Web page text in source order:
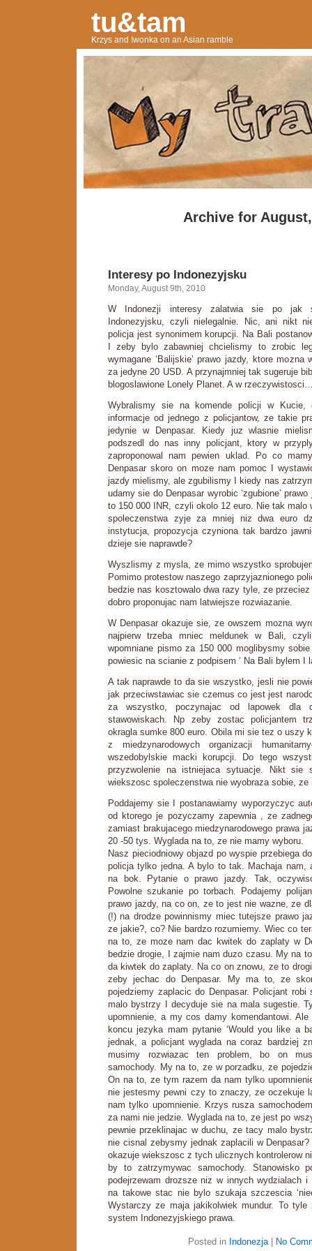
tu&tam
Krzys and Iwonka on an Asian ramble
Archive for
Interesy po Indonezyjsku
Monday, August 9th, 2010
W Indonezji interesy zalatwia sie po jak
Indonezyjsku, czyli nielegalnie. Nic, ani nikt
policja jest synonimem korupcji. Na Bali
I zeby bylo zabawniej chcielismy to zrobic
wymagane ‘Balijskie’ prawo jazdy, ktore
za jedyne 20 USD. A przynajmniej tak sugeruje
blogoslawione Lonely Planet. A w
Wybralismy sie na komende policji w Kucie,
informacje od jednego z policjantow, ze takie
jedynie w Denpasar. Kiedy juz wlasnie
podszedl do nas inny policjant, ktory w
zaproponowal nam pewien uklad. Po co
Denpasar skoro on moze nam pomoc I
jazdy mielismy, ale zgubilismy I kiedy nas
udamy sie do Denpasar wyrobic ‘zgubione’
to 150 000 INR, czyli okolo 12 euro. Nie tak malo
spoleczenstwa zyje za mniej niz dwa euro
instytucja, propozycja czyniona tak bardzo
dzieje sie naprawde?
Wyszlismy z mysla, ze mimo wszystko
Pomimo protestow naszego zaprzyjaznionego
bedzie nas kosztowalo dwa razy tyle, ze
dobro proponujac nam latwiejsze rozwiazanie.
W Denpasar okazuje sie, ze owszem mozna
najpierw trzeba mniec meldunek w Bali,
wpomniane pismo za 150 000 moglibysmy
powiesic na scianie z podpisem ‘ Na Bali bylem I
A tak naprawde to da sie wszystko, jesli nie
jak przeciwstawiac sie czemus co jest jest
za wszystko, poczynajac od lapowek dla
stawowiskach. Np zeby zostac policjantem
okragla sumke 800 euro. Obila mi sie tez o uszy
z miedzynarodowych organizacji
wszedobylskie macki korupcji. Do tego
przyzwolenie na istniejaca sytuacje. Nikt sie
wiekszosc spoleczenstwa nie wyobraza sobie,
Poddajemy sie I postanawiamy wyporzyczyc
od ktorego je pozyczamy zapewnia , ze
zamiast brakujacego miedzynarodowego prawa
20 -50 tys. Wyglada na to, ze nie mamy wyboru.
Nasz pieciodniowy objazd po wyspie przebiega
policja tylko jedna. A bylo to tak. Machaja nam,
na bok. Pytanie o prawo jazdy. Tak,
Powolne szukanie po torbach. Podajemy
prawo jazdy, na co on, ze to jest nie wazne, ze
(!) na drodze powinnismy miec tutejsze prawo
ze jakie?, co? Nie bardzo rozumiemy. Wiec co
na to, ze moze nam dac kwitek do zaplaty w
bedzie drogie, I zajmie nam duzo czasu. My na
da kiwtek do zaplaty. Na co on znowu, ze to
zeby jechac do Denpasar. My ma to, ze
pojedziemy zaplacic do Denpasar. Policjant
malo bystrzy I decyduje sie na mala sugestie.
upomnienie, a my cos damy komendantowi.
koncu jezyka mam pytanie ‘Would you like a
jednak, a policjant wyglada na coraz bardziej
musimy rozwiazac ten problem, bo on
samochody. My na to, ze w porzadku, ze
On na to, ze tym razem da nam tylko
nie jestesmy pewni czy to znaczy, ze oczekuje
nam tylko upomnienie. Krzys rusza
za nami nie jedzie. Wyglada na to, ze jest po
pewnie przeklinajac w duchu, ze tacy malo
nie cisnal zebysmy jednak zaplacili w
okazuje wiekszosc z tych ulicznych kontrolerow
by to zatrzymywac samochody. Stanowisko
podejrzewam drozsze niz w innych wydzialach i
na takowe stac nie bylo szukaja szczescia
Wystarczy ze maja jakikolwiek mundur. To tyle
system Indonezyjskiego prawa.
Posted in Indonezja| No